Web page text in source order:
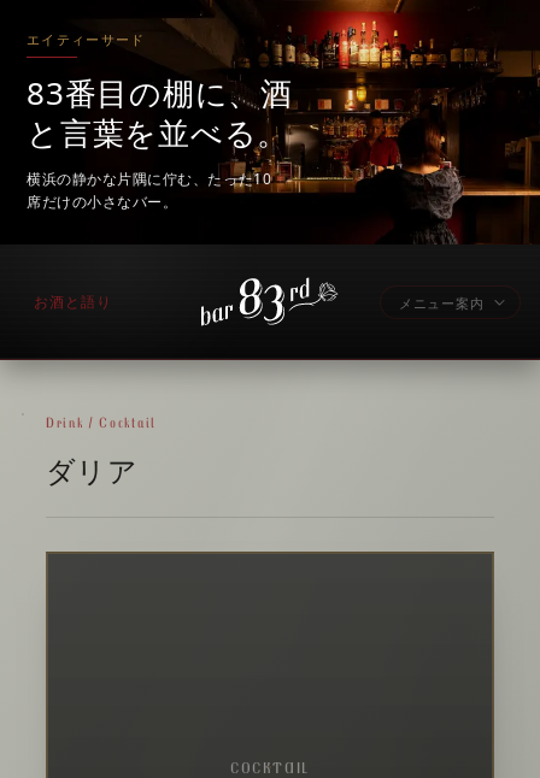
エイティーサード
83番目の棚に、酒
と言葉を並べる。
横浜の静かな片隅に佇む、たった10
席だけの小さなバー。
お酒と語り メニュー案内
Drink / Cocktail
ダリア
COCKTAIL